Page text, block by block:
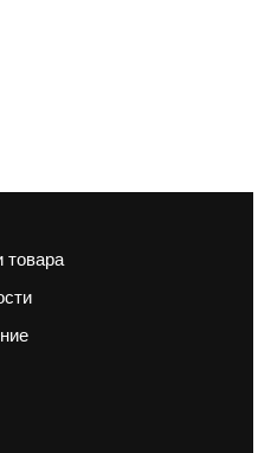
товара